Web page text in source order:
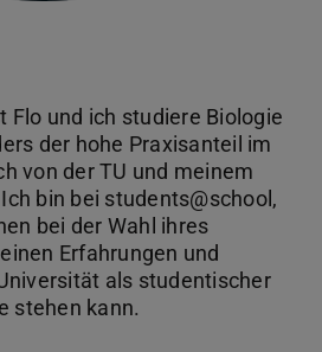
Flo und ich studiere Biologie
der hohe Praxisanteil im
von der TU und meinem
bin bei students@school,
bei der Wahl ihres
Erfahrungen und
als studentischer
stehen kann.